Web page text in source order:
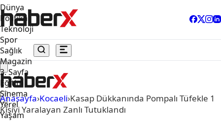
Dünya
Politika
Teknoloji
Spor
Sağlık
Magazin
3. Sayfa
Eğitim
Sinema
Yerel
Yaşam
Anasayfa›Kocaeli›Kasap Dükkanında Pompalı Tüfekle 1
Kişiyi Yaralayan Zanlı Tutuklandı